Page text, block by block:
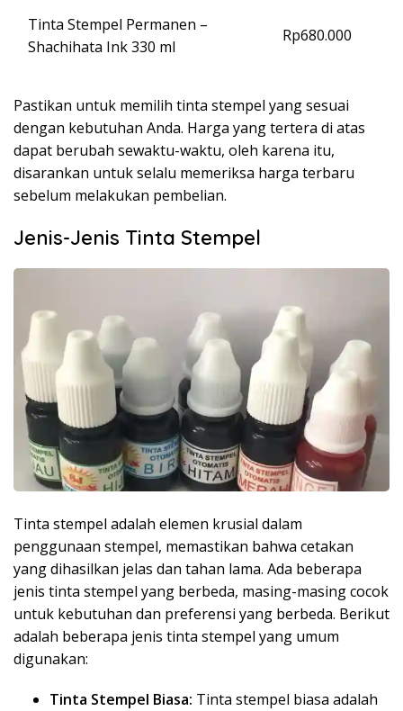
Tinta Stempel Permanen –
Shachihata Ink 330 ml
Rp680.000
Pastikan untuk memilih tinta stempel yang sesuai
dengan kebutuhan Anda. Harga yang tertera di atas
dapat berubah sewaktu-waktu, oleh karena itu,
disarankan untuk selalu memeriksa harga terbaru
sebelum melakukan pembelian.
Jenis-Jenis Tinta Stempel
Tinta stempel adalah elemen krusial dalam
penggunaan stempel, memastikan bahwa cetakan
yang dihasilkan jelas dan tahan lama. Ada beberapa
jenis tinta stempel yang berbeda, masing-masing cocok
untuk kebutuhan dan preferensi yang berbeda. Berikut
adalah beberapa jenis tinta stempel yang umum
digunakan:
Tinta Stempel Biasa: Tinta stempel biasa adalah